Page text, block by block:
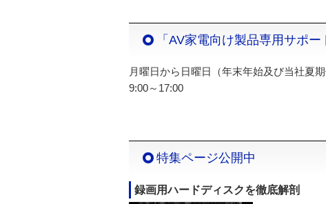
「AV家電向け製品専用サポ
月曜日から日曜日（年末年始及び当社夏期
9:00～17:00
特集ページ公開中
録画用ハードディスクを徹底解剖